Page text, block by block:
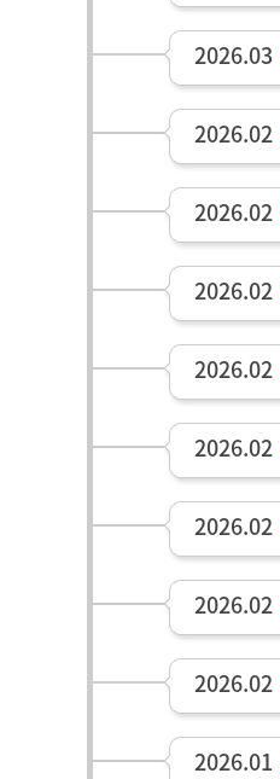
2026.03
2026.02
2026.02
2026.02
2026.02
2026.02
2026.02
2026.02
2026.02
2026.01